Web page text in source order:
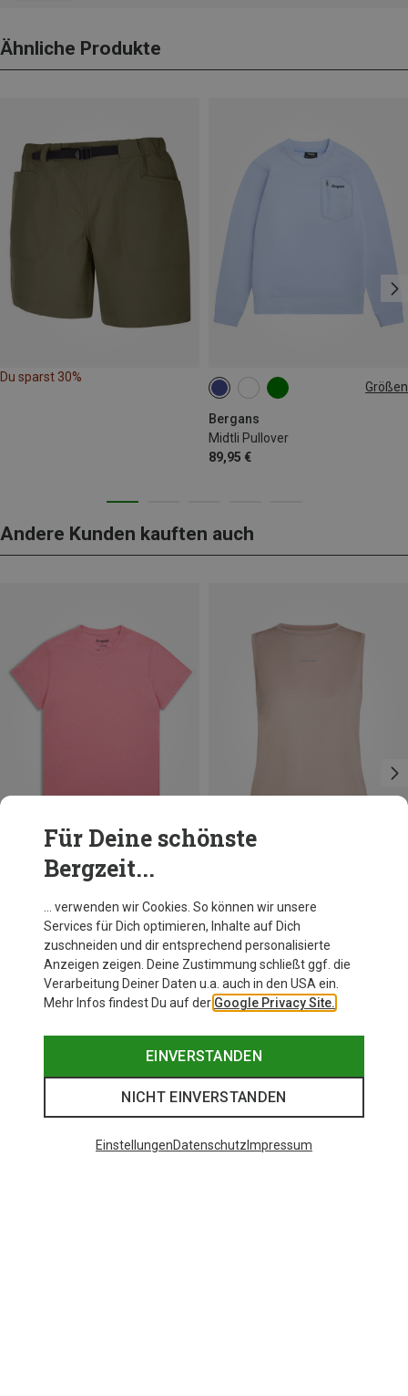
Ähnliche Produkte
Du sparst 30%
Größen
Bergans
Midtli Pullover
89,95 €
XS M
Andere Kunden kauften auch
Du sparst bis 35%
Für Deine schönste
Bergzeit...
… verwenden wir Cookies. So können wir unsere
Services für Dich optimieren, Inhalte auf Dich
zuschneiden und dir entsprechend personalisierte
Anzeigen zeigen. Deine Zustimmung schließt ggf. die
Verarbeitung Deiner Daten u.a. auch in den USA ein.
Mehr Infos findest Du auf der Google Privacy Site.
EINVERSTANDEN
NICHT EINVERSTANDEN
EinstellungenDatenschutz Impressum